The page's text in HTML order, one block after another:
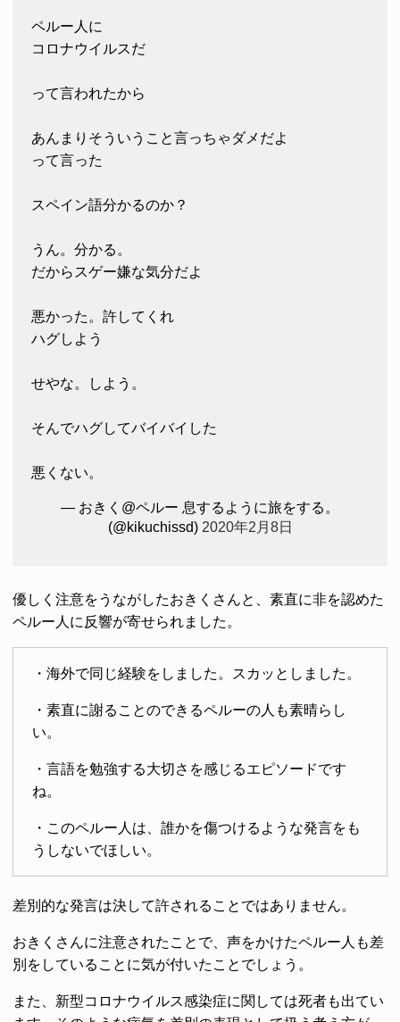
ペルー人に
コロナウイルスだ
って言われたから
あんまりそういうこと言っちゃダメだよ
って言った
スペイン語分かるのか？
うん。分かる。
だからスゲー嫌な気分だよ
悪かった。許してくれ
ハグしよう
せやな。しよう。
そんでハグしてバイバイした
悪くない。
— おきく@ペルー 息するように旅をする。
(@kikuchissd) 2020年2月8日
優しく注意をうながしたおきくさんと、素直に非を認めた
ペルー人に反響が寄せられました。
・海外で同じ経験をしました。スカッとしました。
・素直に謝ることのできるペルーの人も素晴らし
い。
・言語を勉強する大切さを感じるエピソードです
ね。
・このペルー人は、誰かを傷つけるような発言をも
うしないでほしい。
差別的な発言は決して許されることではありません。
おきくさんに注意されたことで、声をかけたペルー人も差
別をしていることに気が付いたことでしょう。
また、新型コロナウイルス感染症に関しては死者も出てい